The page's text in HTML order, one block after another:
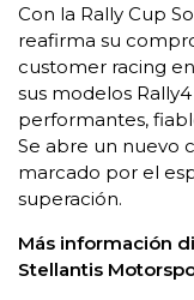
Con la Rally Cup
reafirma su
customer racing
sus modelos
performantes,
Se abre un nuevo
marcado por el
superación.
Más información
Stellantis